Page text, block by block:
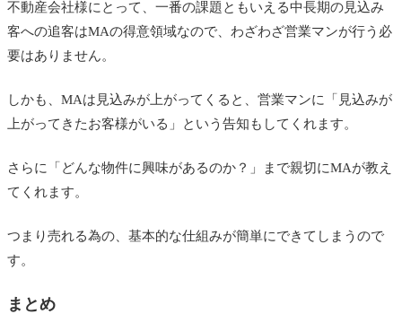
不動産会社様にとって、一番の課題ともいえる中長期の見込み
客への追客はMAの得意領域なので、わざわざ営業マンが行う必
要はありません。
しかも、MAは見込みが上がってくると、営業マンに「見込みが
上がってきたお客様がいる」という告知もしてくれます。
さらに「どんな物件に興味があるのか？」まで親切にMAが教え
てくれます。
つまり売れる為の、基本的な仕組みが簡単にできてしまうので
す。
まとめ